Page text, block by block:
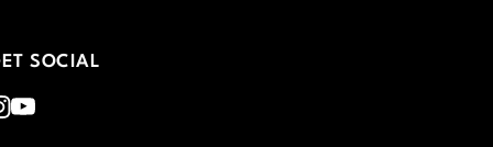
SOCIAL
Youtube